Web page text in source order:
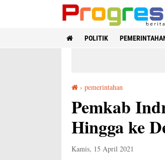
POLITIK
› pemerintahan
Pemkab
Hingga ke
Kamis, 15 April 2021